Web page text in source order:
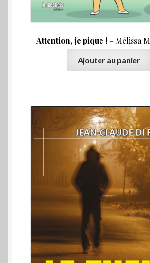
Attention, je pique ! – Mélissa
Ajouter au panier